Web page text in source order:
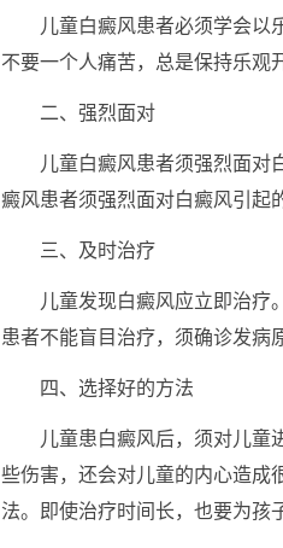
儿童白癜风患者必须学会以乐
不要一个人痛苦，总是保持乐观
二、强烈面对
儿童白癜风患者须强烈面对白
癜风患者须强烈面对白癜风引起
三、及时治疗
儿童发现白癜风应立即治疗。
患者不能盲目治疗，须确诊发病
四、选择好的方法
儿童患白癜风后，须对儿童进
些伤害，还会对儿童的内心造成
法。即使治疗时间长，也要为孩